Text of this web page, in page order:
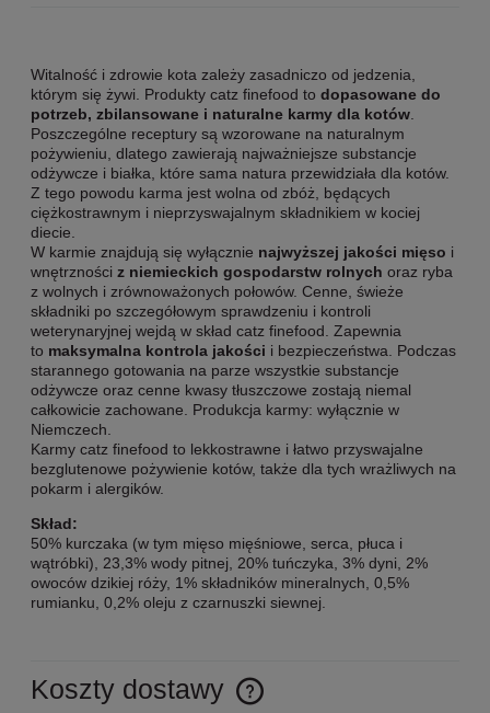
Witalność i zdrowie kota zależy zasadniczo od jedzenia,
którym się żywi. Produkty catz finefood to dopasowane do
potrzeb, zbilansowane i naturalne karmy dla kotów
Poszczególne receptury są wzorowane na naturalnym
pożywieniu, dlatego zawierają najważniejsze substancje
odżywcze i białka, które sama natura przewidziała dla kotów.
Z tego powodu karma jest wolna od zbóż, będących
ciężkostrawnym i nieprzyswajalnym składnikiem w kociej
diecie.
W karmie znajdują się wyłącznie najwyższej jakości mięso i
wnętrzności z niemieckich gospodarstw rolnych oraz ryba
z wolnych i zrównoważonych połowów. Cenne, świeże
składniki po szczegółowym sprawdzeniu i kontroli
weterynaryjnej wejdą w skład catz finefood. Zapewnia
to maksymalna kontrola jakości i bezpieczeństwa. Podczas
starannego gotowania na parze wszystkie substancje
odżywcze oraz cenne kwasy tłuszczowe zostają niemal
całkowicie zachowane. Produkcja karmy: wyłącznie w
Niemczech.
Karmy catz finefood to lekkostrawne i łatwo przyswajalne
bezglutenowe pożywienie kotów, także dla tych wrażliwych na
pokarm i alergików.
Skład:
50% kurczaka (w tym mięso mięśniowe, serca, płuca i
wątróbki), 23,3% wody pitnej, 20% tuńczyka, 3% dyni, 2%
owoców dzikiej róży, 1% składników mineralnych, 0,5%
rumianku, 0,2% oleju z czarnuszki siewnej.
Koszty dostawy
Cena nie zawiera ewentualnych kosztów płatności